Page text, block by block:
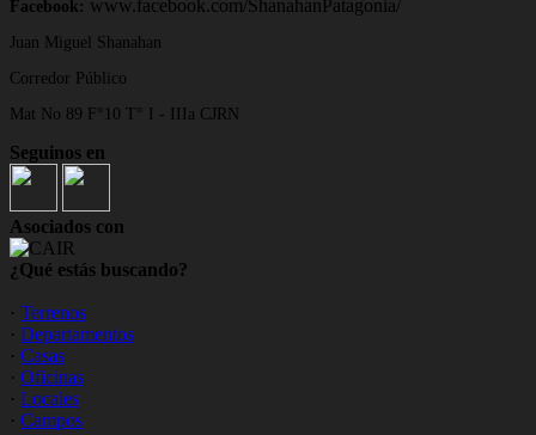
Facebook: www.facebook.com/ShanahanPatagonia/
Juan Miguel Shanahan
Corredor Público
Mat No 89 F°10 T° I - IIIa CJRN
Seguinos en
Asociados con
¿Qué estás buscando?
· Terrenos
· Departamentos
· Casas
· Oficinas
· Locales
· Campos